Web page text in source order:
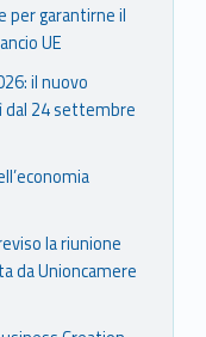
per garantirne il
UE
il nuovo
dal 24 settembre
la riunione
da Unioncamere